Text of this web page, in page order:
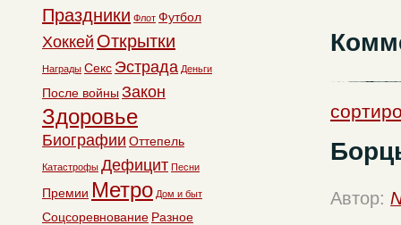
Автор:
Праздники Флот Футбол
Хоккей Открытки
Награды Секс Эстрада Деньги
После войны Закон
Здоровье
Биографии Оттепель
Катастрофы Дефицит Песни
Премии Метро Дом и быт
Соцсоревнование Разное